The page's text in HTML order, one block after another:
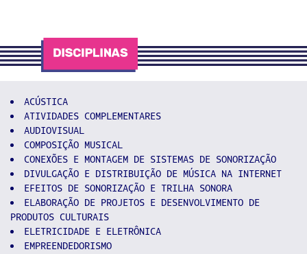
ACÚSTICA
ATIVIDADES COMPLEMENTARES
AUDIOVISUAL
COMPOSIÇÃO MUSICAL
CONEXÕES E MONTAGEM DE SISTEMAS DE SONORIZAÇÃO
DIVULGAÇÃO E DISTRIBUIÇÃO DE MÚSICA NA INTERNET
EFEITOS DE SONORIZAÇÃO E TRILHA SONORA
ELABORAÇÃO DE PROJETOS E DESENVOLVIMENTO DE
PRODUTOS CULTURAIS
ELETRICIDADE E ELETRÔNICA
EMPREENDEDORISMO